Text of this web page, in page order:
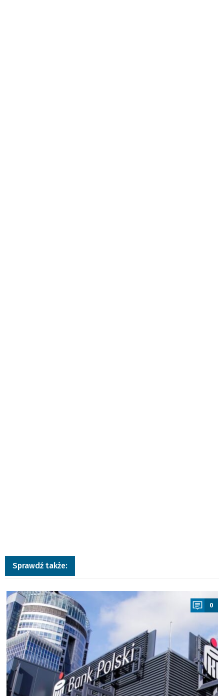
Sprawdź także:
a
0